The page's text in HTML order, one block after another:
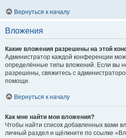
Вернуться к началу
Вложения
Какие вложения разрешены на этой
Администратор каждой конференции
определённые типы вложений. Если вы
разрешены, свяжитесь с
помощи.
Вернуться к началу
Как мне найти мои вложения?
Чтобы найти список добавленных вами
личный раздел и щёлкните по ссылке